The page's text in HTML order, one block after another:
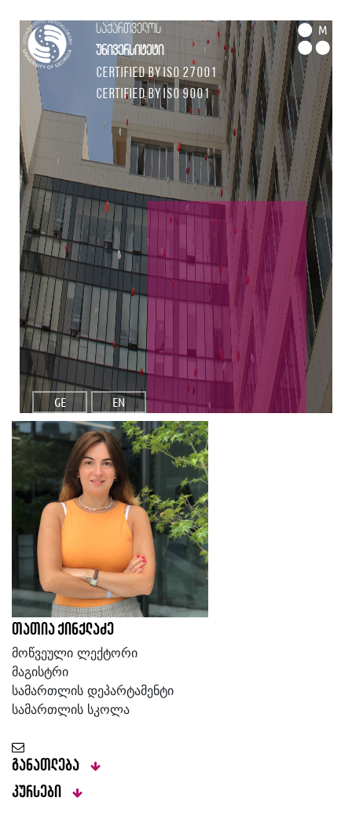
საქართველოს
უნივერსიტეტი
Certified by ISO 27001
Certified by ISO 9001
M
GE EN
თათია ქინქლაძე
მოწვეული ლექტორი
მაგისტრი
სამართლის დეპარტამენტი
სამართლის სკოლა
განათლება
კურსები